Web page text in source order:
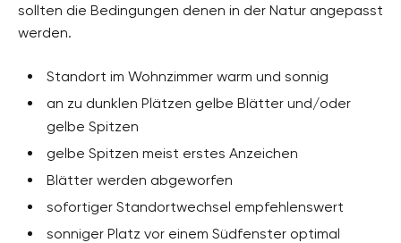
sollten die Bedingungen denen in der Natur angepasst
werden.
Standort im Wohnzimmer warm und sonnig
an zu dunklen Plätzen gelbe Blätter und/oder
gelbe Spitzen
gelbe Spitzen meist erstes Anzeichen
Blätter werden abgeworfen
sofortiger Standortwechsel empfehlenswert
sonniger Platz vor einem Südfenster optimal